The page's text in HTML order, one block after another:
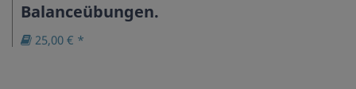
Balanceübungen.
25,00 € *